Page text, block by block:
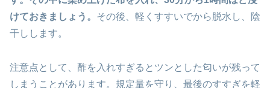
けておきましょう。 その後、軽くすすいでから脱水し、陰
干しします。
注意点として、酢を入れすぎるとツンとした匂いが残って
しまうことがあります。規定量を守り、最後のすすぎを軽